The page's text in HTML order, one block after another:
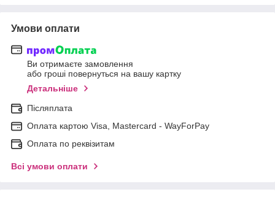
Умови оплати
Ви отримаєте замовлення
або гроші повернуться на вашу картку
Детальніше
Післяплата
Оплата картою Visa, Mastercard - WayForPay
Оплата по реквізитам
Всі умови оплати